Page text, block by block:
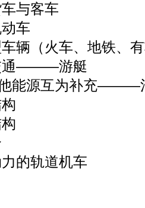
与客车
车
（火车、地铁、有
———游艇
能源互为补充———
的轨道机车